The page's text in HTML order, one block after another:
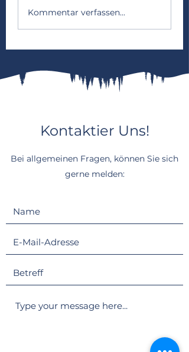
Zeltlager 2026 - Wapfis
im Olymp!
Kommentar verfassen...
Kontaktier Uns!
Bei allgemeinen Fragen, können Sie sich
gerne melden: